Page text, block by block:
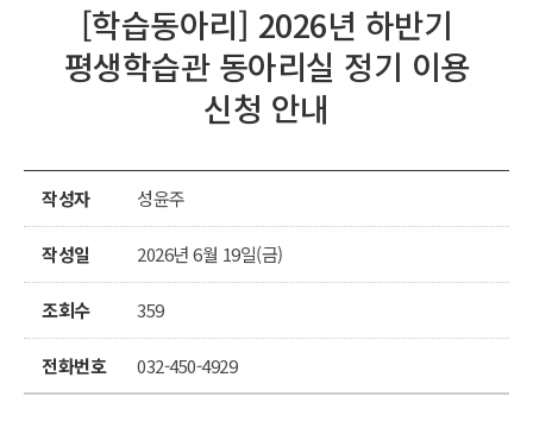
[학습동아리] 2026년 하반기
평생학습관 동아리실 정기 이용
신청 안내
작성자 성윤주
작성일 2026년 6월 19일(금)
조회수 359
전화번호 032-450-4929